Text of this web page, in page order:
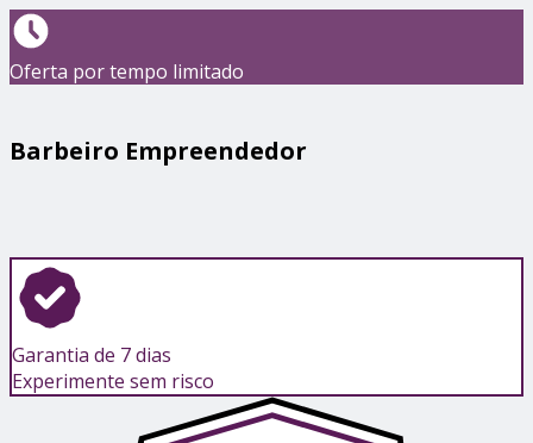
Oferta por tempo limitado
Barbeiro Empreendedor
Garantia de 7 dias
Experimente sem risco